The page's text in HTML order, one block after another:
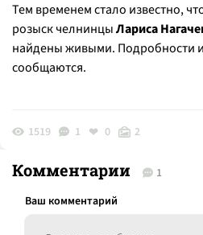
Тем временем стало известно,
розыск челнинцыЛариса
найдены живыми. Подробности
сообщаются.
1519 1 0 2
Комментарии 1